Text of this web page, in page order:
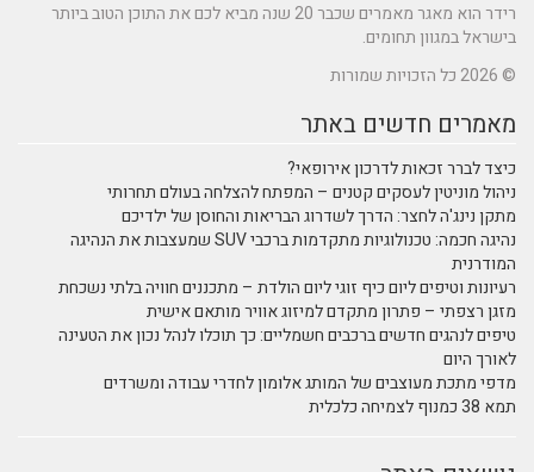
רידר הוא מאגר מאמרים שכבר 20 שנה מביא לכם את התוכן הטוב ביותר
בישראל במגוון תחומים.
© 2026 כל הזכויות שמורות
מאמרים חדשים באתר
כיצד לברר זכאות לדרכון אירופאי?
ניהול מוניטין לעסקים קטנים – המפתח להצלחה בעולם תחרותי
מתקן נינג'ה לחצר: הדרך לשדרוג הבריאות והחוסן של ילדיכם
נהיגה חכמה: טכנולוגיות מתקדמות ברכבי SUV שמעצבות את הנהיגה
המודרנית
רעיונות וטיפים ליום כיף זוגי ליום הולדת – מתכננים חוויה בלתי נשכחת
מזגן רצפתי – פתרון מתקדם למיזוג אוויר מותאם אישית
טיפים לנהגים חדשים ברכבים חשמליים: כך תוכלו לנהל נכון את הטעינה
לאורך היום
מדפי מתכת מעוצבים של המותג אלומון לחדרי עבודה ומשרדים
תמא 38 כמנוף לצמיחה כלכלית